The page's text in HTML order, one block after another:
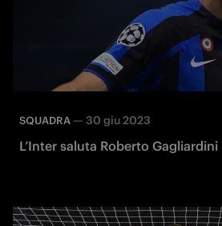
SQUADRA — 30 giu 2023
L’Inter saluta Roberto Gagliardini